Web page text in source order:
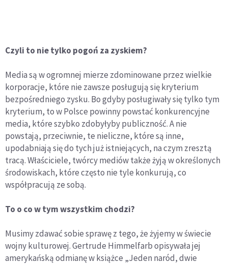
Czyli to nie tylko pogoń za zyskiem?
Media są w ogromnej mierze zdominowane przez wielkie
korporacje, które nie zawsze posługują się kryterium
bezpośredniego zysku. Bo gdyby posługiwały się tylko tym
kryterium, to w Polsce powinny powstać konkurencyjne
media, które szybko zdobyłyby publiczność. A nie
powstają, przeciwnie, te nieliczne, które są inne,
upodabniają się do tych już istniejących, na czym zresztą
tracą. Właściciele, twórcy mediów także żyją w określonych
środowiskach, które często nie tyle konkurują, co
współpracują ze sobą.
To o co w tym wszystkim chodzi?
Musimy zdawać sobie sprawę z tego, że żyjemy w świecie
wojny kulturowej. Gertrude Himmelfarb opisywała jej
amerykańską odmianę w książce „Jeden naród, dwie